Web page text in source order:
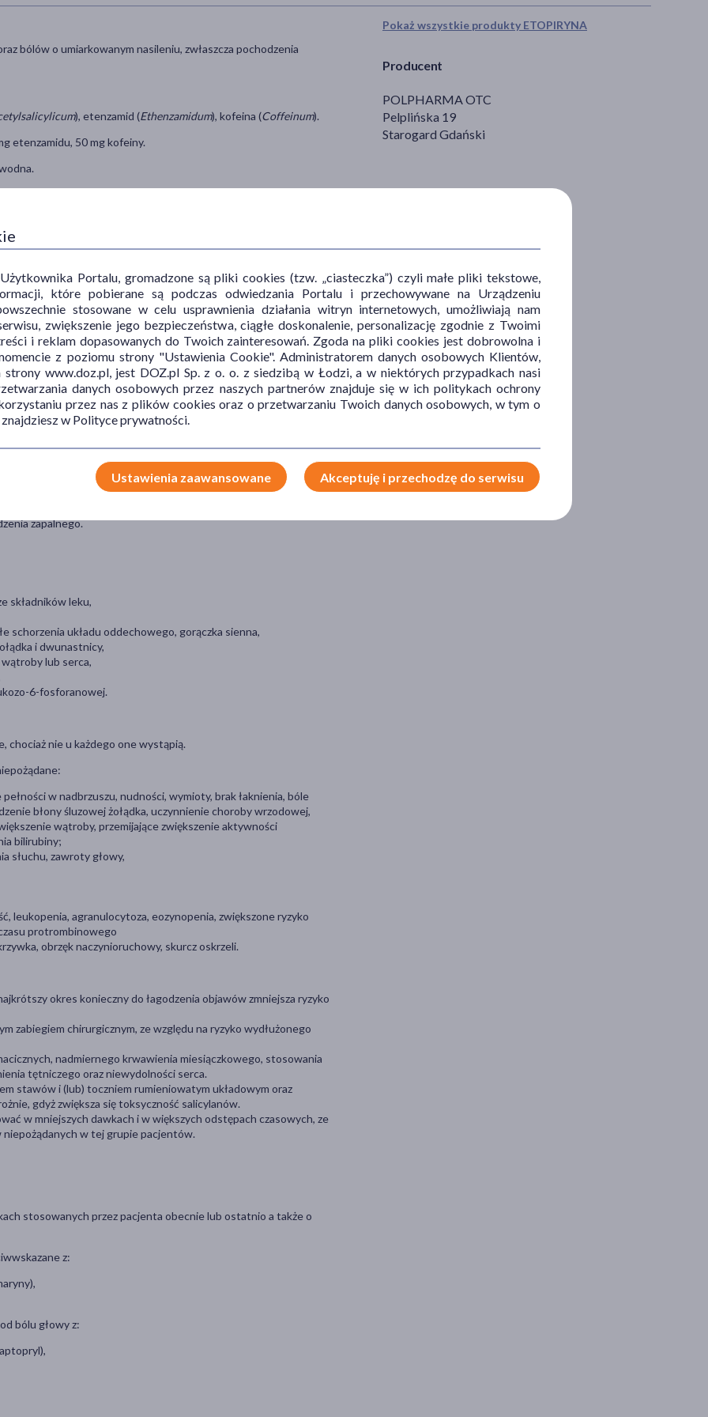
Pokaż wszystkie produkty ETOPIRYNA
Producent
POLPHARMA OTC
Pelplińska 19
Starogard Gdański
bólów o umiarkowanym nasileniu, zwłaszcza pochodzenia
), etenzamid (Ethenzamidum), kofeina (Coffeinum).
etenzamidu, 50 mg kofeiny.
w ulotce dla pacjenta lub według zaleceń lekarza lub farmaceuty.
i etenzamidu) oraz kofeiny. Dwa pierwsze składniki
stanem zapalnym. Kofeina nasila działanie przeciwbólowe
zapalnego.
składników leku,
schorzenia układu oddechowego, gorączka sienna,
i dwunastnicy,
lub serca,
6-fosforanowej.
chociaż nie u każdego one wystąpią.
w nadbrzuszu, nudności, wymioty, brak łaknienia, bóle
błony śluzowej żołądka, uczynnienie choroby wrzodowej,
wątroby, przemijające zwiększenie aktywności
bilirubiny;
słuchu, zawroty głowy,
leukopenia, agranulocytoza, eozynopenia, zwiększone ryzyko
protrombinowego
obrzęk naczynioruchowy, skurcz oskrzeli.
okres konieczny do łagodzenia objawów zmniejsza ryzyko
zabiegiem chirurgicznym, ze względu na ryzyko wydłużonego
nadmiernego krwawienia miesiączkowego, stosowania
tętniczego oraz niewydolności serca.
stawów i (lub) toczniem rumieniowatym układowym oraz
gdyż zwiększa się toksyczność salicylanów.
w mniejszych dawkach i w większych odstępach czasowych, ze
w tej grupie pacjentów.
stosowanych przez pacjenta obecnie lub ostatnio a także o
z:
bólu głowy z:
Portalu, gromadzone są pliki cookies (tzw. „ciasteczka”) czyli małe pliki tekstowe,
które pobierane są podczas odwiedzania Portalu i przechowywane na Urządzeniu
stosowane w celu usprawnienia działania witryn internetowych, umożliwiają nam
zwiększenie jego bezpieczeństwa, ciągłe doskonalenie, personalizację zgodnie z Twoimi
i reklam dopasowanych do Twoich zainteresowań. Zgoda na pliki cookies jest dobrowolna i
z poziomu strony "Ustawienia Cookie". Administratorem danych osobowych Klientów,
www.doz.pl, jest DOZ.pl Sp. z o. o. z siedzibą w Łodzi, a w niektórych przypadkach nasi
danych osobowych przez naszych partnerów znajduje się w ich politykach ochrony
przez nas z plików cookies oraz o przetwarzaniu Twoich danych osobowych, w tym o
w Polityce prywatności.
Ustawienia zaawansowane Akceptuję i przechodzę do serwisu